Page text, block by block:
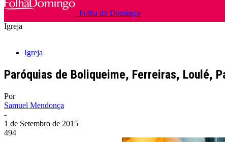
Folha do Domingo
Igreja
Igreja
Paróquias de Boliqueime, Ferreiras, Loulé,
Por
Samuel Mendonça
-
1 de Setembro de 2015
494